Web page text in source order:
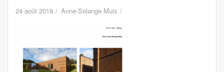
24 août 2018 Anne-Solange Muis